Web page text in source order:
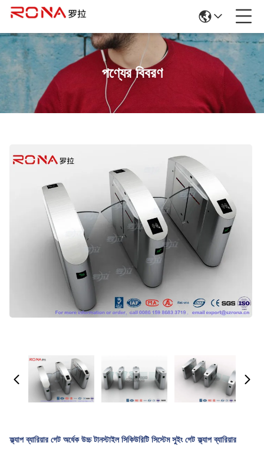
পণ্যের বিবরণ
ফ্ল্যাপ ব্যারিয়ার গেট অর্ধেক উচ্চ টানস্টাইল সিকিউরিটি সিস্টেম সুইং গেট ফ্ল্যাপ ব্যারিয়ার